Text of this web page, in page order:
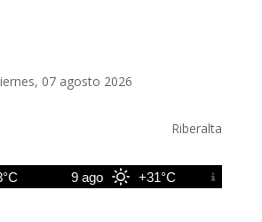
07 agosto 2026
Riberalta
9 ago +31°C 10 ago